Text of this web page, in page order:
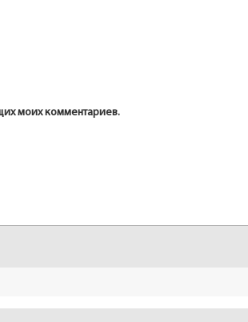
моих комментариев.